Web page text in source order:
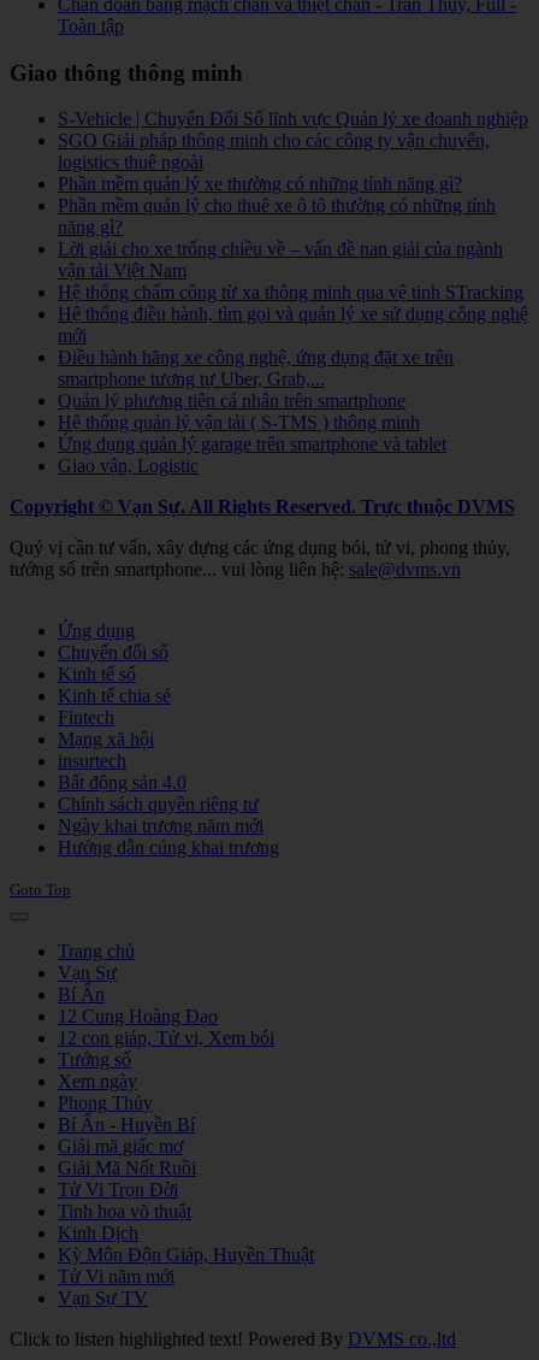
Toàn tập
Giao thông thông minh
S-Vehicle | Chuyển Đổi Số lĩnh vực Quản lý xe doanh nghiệp
SGO Giải pháp thông minh cho các công ty vận chuyển,
logistics thuê ngoài
Phần mềm quản lý xe thường có những tính năng gì?
Phần mềm quản lý cho thuê xe ô tô thường có những tính
năng gì?
Lời giải cho xe trống chiều về – vấn đề nan giải của ngành
vận tải Việt Nam
Hệ thống chấm công từ xa thông minh qua vệ tinh STracking
Hệ thống điều hành, tìm gọi và quản lý xe sử dụng công nghệ
mới
Điều hành hãng xe công nghệ, ứng dụng đặt xe trên
smartphone tương tự Uber, Grab,...
Quản lý phương tiện cá nhân trên smartphone
Hệ thống quản lý vận tải ( S-TMS ) thông minh
Ứng dụng quản lý garage trên smartphone và tablet
Giao vận, Logistic
Copyright © Vạn Sự. All Rights Reserved. Trực thuộc DVMS
Quý vị cần tư vấn, xây dựng các ứng dụng bói, tử vi, phong thủy,
tướng số trên smartphone... vui lòng liên hệ: sale@dvms.vn
Ứng dụng
Chuyển đổi số
Kinh tế số
Kinh tế chia sẻ
Fintech
Mạng xã hội
insurtech
Bất động sản 4.0
Chính sách quyền riêng tư
Ngày khai trương năm mới
Hướng dẫn cúng khai trương
Goto Top
Trang chủ
Vạn Sự
Bí Ẩn
12 Cung Hoàng Đạo
12 con giáp, Tử vi, Xem bói
Tướng số
Xem ngày
Phong Thủy
Bí Ẩn - Huyền Bí
Giải mã giấc mơ
Giải Mã Nốt Ruồi
Tử Vi Trọn Đời
Tinh hoa võ thuật
Kinh Dịch
Kỳ Môn Độn Giáp, Huyền Thuật
Tử Vi năm mới
Vạn Sự TV
Click to listen highlighted text! Powered By DVMS co.,ltd